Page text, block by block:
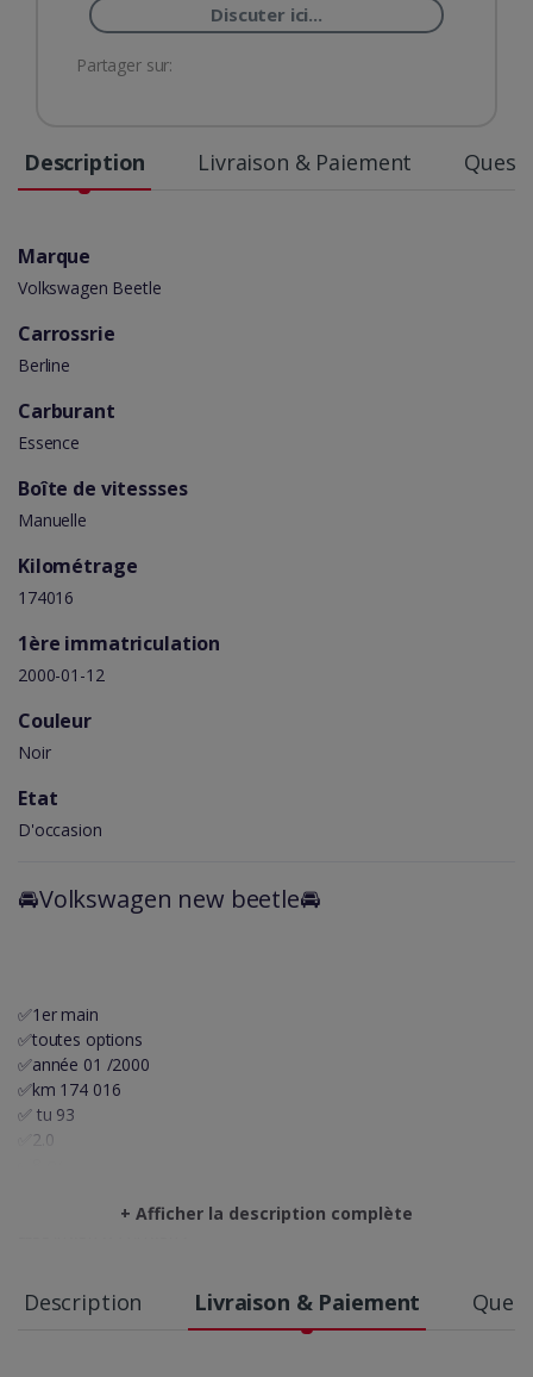
Discuter ici...
Partager sur:
Description Livraison & Paiement
Marque
Volkswagen Beetle
Carrossrie
Berline
Carburant
Essence
Boîte de vitessses
Manuelle
Kilométrage
174016
1ère immatriculation
2000-01-12
Couleur
Noir
Etat
D'occasion
🚘Volkswagen new beetle🚘
✅1er main
✅toutes options
✅année 01 /2000
✅km 174 016
✅ tu 93
✅2.0
⚡️On accepte l'échange des voitures⚡️
مرحبا بيكم😍😍
📍Résidence Feres lotissement al Yamama Jardin Del Menzah2
+ Afficher la description complète
Description Livraison & Paiement